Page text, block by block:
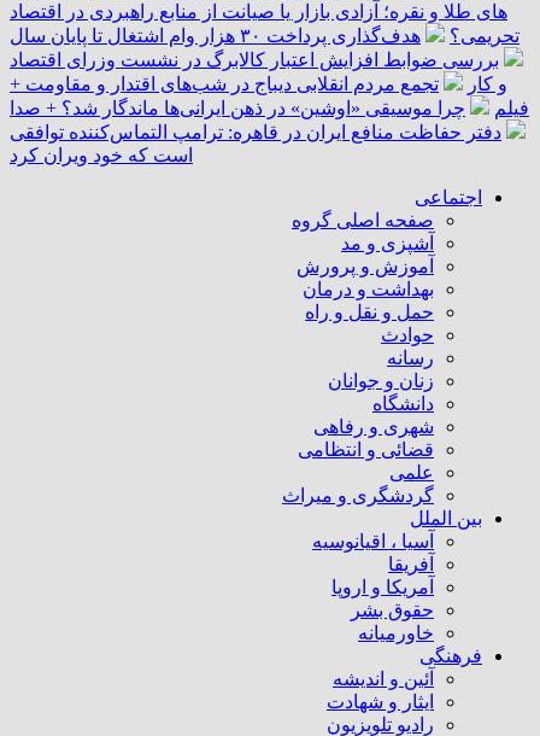
‌های طلا و نقره؛ آزادی بازار یا صیانت از منابع راهبردی در اقتصاد
تحریمی؟
هدف‌گذاری پرداخت ۳۰ هزار وام اشتغال تا پایان سال
بررسی ضوابط افزایش اعتبار کالابرگ در نشست وزرای اقتصاد
و کار
تجمع مردم انقلابی دیباج در شب‌های اقتدار و مقاومت +
فیلم
چرا موسیقی «اوشین» در ذهن ایرانی‌ها ماندگار شد؟ + صدا
دفتر حفاظت منافع ایران در قاهره: ترامپ التماس‌کننده توافقی
است که خود ویران کرد
اجتماعی
صفحه اصلی گروه
آشپزی و مد
آموزش و پرورش
بهداشت و درمان
حمل و نقل و راه
حوادث
رسانه
زنان و جوانان
دانشگاه
شهری و رفاهی
قضائی و انتظامی
علمی
گردشگری و میراث
بین الملل
آسیا ، اقیانوسیه
آفریقا
آمریکا و اروپا
حقوق بشر
خاورمیانه
فرهنگی
آئین و اندیشه
ایثار و شهادت
رادیو تلویزیون